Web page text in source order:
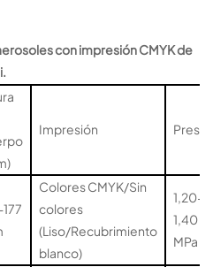
con impresión CMYK de
Impresión
Colores CMYK/Sin
colores
(Liso/Recubrimiento
blanco)
1,20-
1,40
MPa